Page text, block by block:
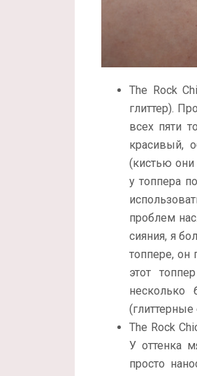
The Rock
глиттер).
всех пяти
красивый,
(кистью они
у топпера
проблем
сияния, я
топпере, он
этот
несколько
(глиттерные
The Rock
У оттенка
просто